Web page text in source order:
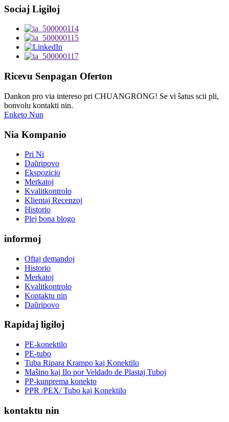
Sociaj Ligiloj
Ricevu Senpagan Oferton
Dankon pro via intereso pri CHUANGRONG! Se vi ŝatus scii pli,
bonvolu kontakti nin.
Enketo Nun
Nia Kompanio
Pri Ni
Daŭripovo
Ekspozicio
Merkatoj
Kvalitkontrolo
Klientaj Recenzoj
Historio
Plej bona blogo
informoj
Oftaj demandoj
Historio
Merkatoj
Kvalitkontrolo
Kontaktu nin
Daŭripovo
Rapidaj ligiloj
PE-konektilo
PE-tubo
Tuba Ripara Krampo kaj Konektilo
Maŝino kaj Ilo por Veldado de Plastaj Tuboj
PP-kunprema konekto
PPR /PEX/ Tubo kaj Konektilo
kontaktu nin